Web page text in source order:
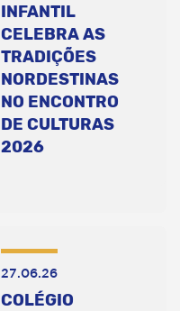
INFANTIL
CELEBRA AS
TRADIÇÕES
NORDESTINAS
NO ENCONTRO
DE CULTURAS
2026
27.06.26
COLÉGIO